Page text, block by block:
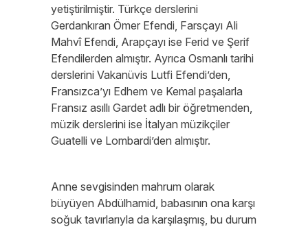
yetiştirilmiştir. Türkçe derslerini
Gerdankıran Ömer Efendi, Farsçayı Ali
Mahvî Efendi, Arapçayı ise Ferid ve Şerif
Efendilerden almıştır. Ayrıca Osmanlı tarihi
derslerini Vakanüvis Lutfi Efendi’den,
Fransızca’yı Edhem ve Kemal paşalarla
Fransız asıllı Gardet adlı bir öğretmenden,
müzik derslerini ise İtalyan müzikçiler
Guatelli ve Lombardi’den almıştır.
Anne sevgisinden mahrum olarak
büyüyen Abdülhamid, babasının ona karşı
soğuk tavırlarıyla da karşılaşmış, bu durum